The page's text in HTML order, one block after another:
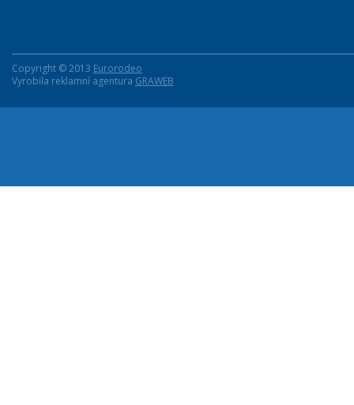
Copyright © 2013 Eurorodeo
Vyrobila reklamní agentura GRAWEB